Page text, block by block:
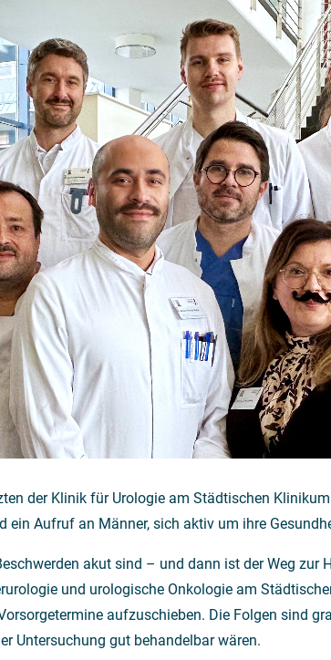
der Klinik für Urologie am Städtischen
ein Aufruf an Männer, sich aktiv um ihre
akut sind – und dann ist der Weg zur
und urologische Onkologie am
aufzuschieben. Die Folgen sind
Untersuchung gut behandelbar wären.